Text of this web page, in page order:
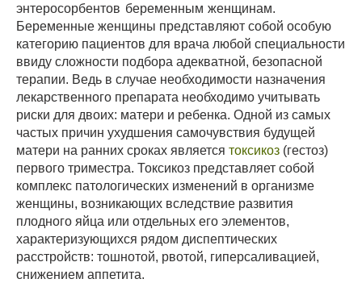
энтеросорбентов беременным женщинам.
Беременные женщины представляют собой особую
категорию пациентов для врача любой специальности
ввиду сложности подбора адекватной, безопасной
терапии. Ведь в случае необходимости назначения
лекарственного препарата необходимо учитывать
риски для двоих: матери и ребенка. Одной из самых
частых причин ухудшения самочувствия будущей
матери на ранних сроках является токсикоз (гестоз)
первого триместра. Токсикоз представляет собой
комплекс патологических изменений в организме
женщины, возникающих вследствие развития
плодного яйца или отдельных его элементов,
характеризующихся рядом диспептических
расстройств: тошнотой, рвотой, гиперсаливацией,
снижением аппетита.